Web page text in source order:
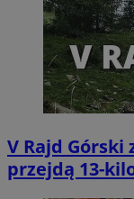
V Rajd Górski
przejdą 13-